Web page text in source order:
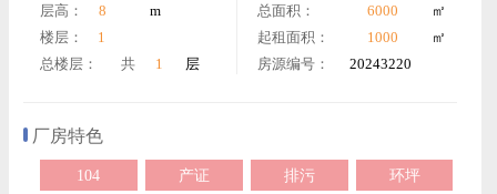
层高： 8
m
楼层：
1
总楼层：
共 1 层
总面积： 6000
㎡
起租面积：
1000
㎡
房源编号：
20243220
厂房特色
104 产证 排污 环坪